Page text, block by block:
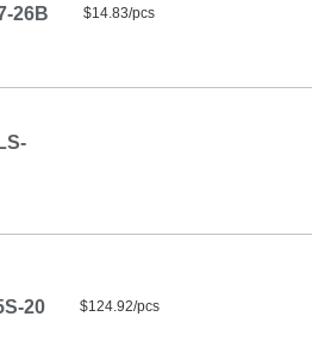
26B $14.83/pcs
20 $124.92/pcs